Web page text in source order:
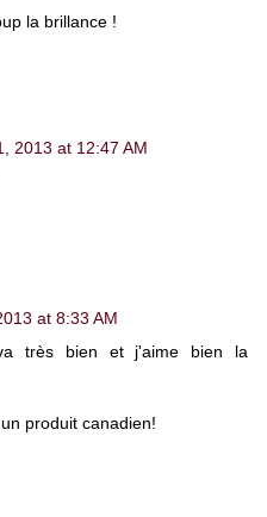
la brillance !
2013 at 12:47 AM
at 8:33 AM
très bien et j'aime bien la
produit canadien!